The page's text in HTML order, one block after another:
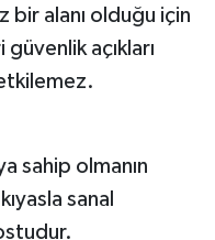
bir alanı olduğu için
açıkları
sahip olmanın
sanal